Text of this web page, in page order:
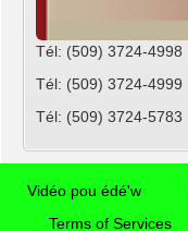
Tél: (509) 3724-4998
Tél: (509) 3724-4999
Tél: (509) 3724-5783
Vidéo pou édé'w
Terms of Services